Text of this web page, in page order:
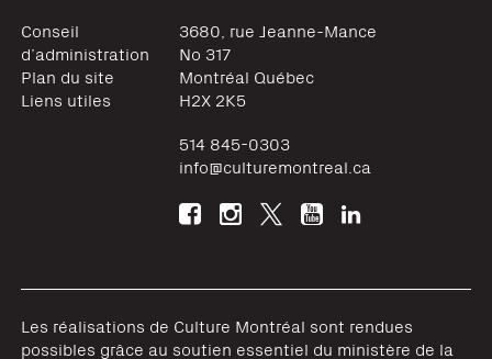
Conseil
d’administration
Plan du site
Liens utiles
3680, rue Jeanne-Mance
No 317
Montréal Québec
H2X 2K5
514 845-0303
info@culturemontreal.ca
Les réalisations de Culture Montréal sont rendues
possibles grâce au soutien essentiel du ministère de la